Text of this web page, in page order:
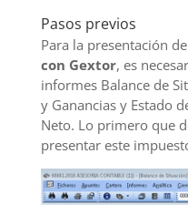
Pasos previos
Para la presentación
con Gextor, es
informes Balance de
y Ganancias y Estado
Neto. Lo primero que
presentar este